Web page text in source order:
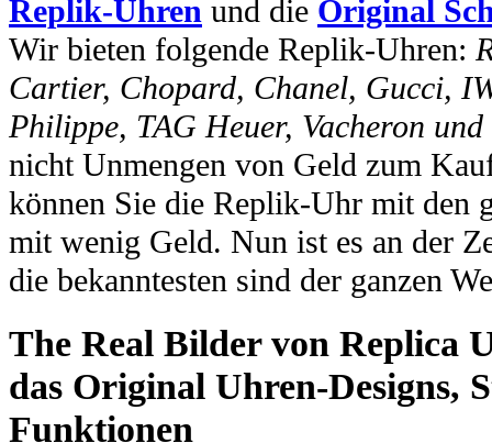
Replik-Uhren und die Original
Wir bieten folgende Replik-Uhren:
Cartier, Chopard, Chanel, Gucci,
Philippe, TAG Heuer, Vacheron
nicht Unmengen von Geld zum
können Sie die Replik-Uhr mit den
mit wenig Geld. Nun ist es an der
die bekanntesten sind der ganzen
The Real Bilder von Replica
das Original Uhren-Designs,
Funktionen